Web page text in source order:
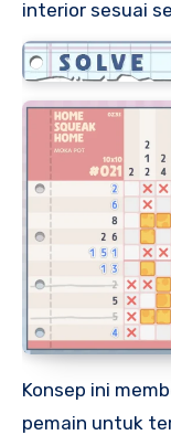
interior sesuai
Konsep ini
pemain untuk